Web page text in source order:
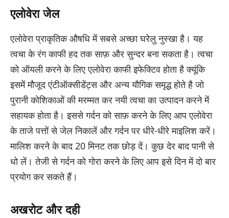
एलोवेरा जेल
एलोवेरा प्राकृतिक औषधि में सबसे अच्छा घरेलु नुस्खा है। यह
त्वचा के रंग काफी हद तक साफ़ और सुन्दर बना सकता है। त्वचा
को ऑयली करने के लिए एलोवेरा काफी इफेक्टिव होता है क्यूंकि
इसमें मौजूद एंटीऑक्सीडेंट्स और अन्य यौगिक समृद्ध होते है जो
पुरानी कोशिकाओं की मरम्मत कर नयी त्वचा का उत्पादन करने में
सहायक होता है। इससे गर्दन को साफ़ करने के लिए आप एलोवेरा
के ताजे पत्तों से जेल निकालें और गर्दन पर धीरे-धीरे माइलिश करें।
मालिश करने के बाद 20 मिनट तक छोड़ दें। कुछ देर बाद पानी से
धो लें। तेजी से गर्दन को गोरा करने के लिए आप इसे दिन में दो बार
प्रयोग कर सकते हैं।
अखरोट और दही